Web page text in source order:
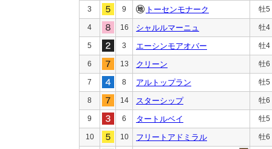
3 9 トーセンモナーク 牡5
4 16 シャルルマーニュ 牡4
5 3 エーシンモアオバー 牡4
6 13 クリーン 牡6
7 8 アルトップラン 牡5
8 14 スターシップ 牡6
9 6 タートルベイ 牡5
10 10 フリートアドミラル 牡6